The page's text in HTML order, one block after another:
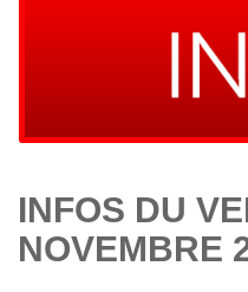
INFOS DU
NOVEMBRE